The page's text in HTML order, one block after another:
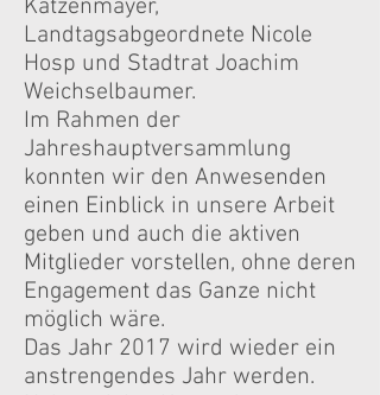
Katzenmayer,
Landtagsabgeordnete Nicole
Hosp und Stadtrat Joachim
Weichselbaumer.
Im Rahmen der
Jahreshauptversammlung
konnten wir den Anwesenden
einen Einblick in unsere Arbeit
geben und auch die aktiven
Mitglieder vorstellen, ohne deren
Engagement das Ganze nicht
möglich wäre.
Das Jahr 2017 wird wieder ein
anstrengendes Jahr werden.